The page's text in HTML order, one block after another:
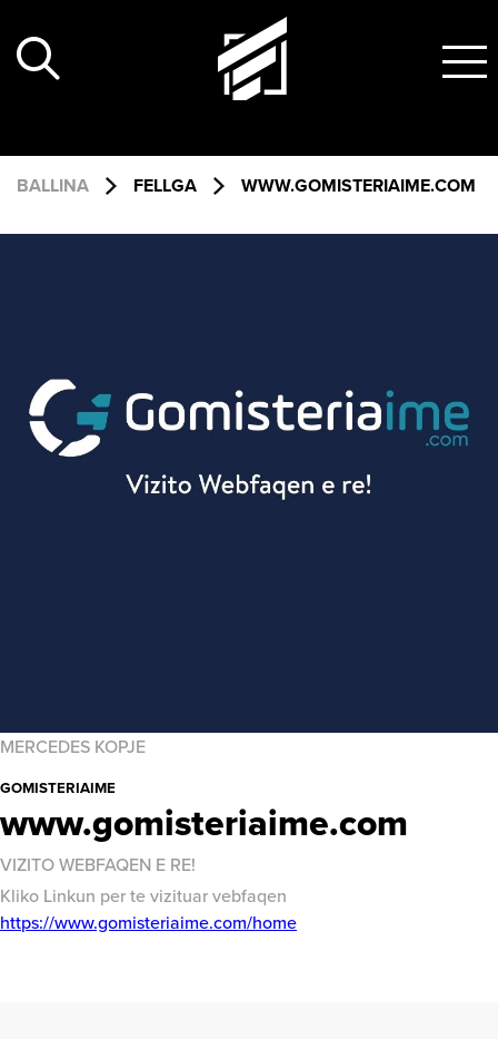
content
BALLINA FELLGA WWW.GOMISTERIAIME.COM
MERCEDES KOPJE
GOMISTERIAIME
www.gomisteriaime.com
VIZITO WEBFAQEN E RE!
Kliko Linkun per te vizituar vebfaqen
https://www.gomisteriaime.com/home: